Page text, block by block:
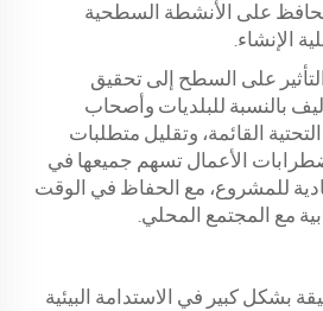
على الأنشطة السطحية
الإنشاء.
على السطح إلى تحقيق
بالنسبة للبلديات وأصحاب
القائمة، وتقليل متطلبات
الأعمال تسهم جميعها في
للمشروع، مع الحفاظ في الوقت
مع المجتمع المحلي.
بشكل كبير في الاستدامة البيئية